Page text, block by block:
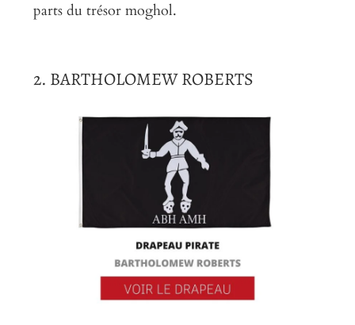
parts du trésor moghol.
2. BARTHOLOMEW ROBERTS